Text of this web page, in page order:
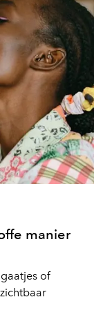
manier
of